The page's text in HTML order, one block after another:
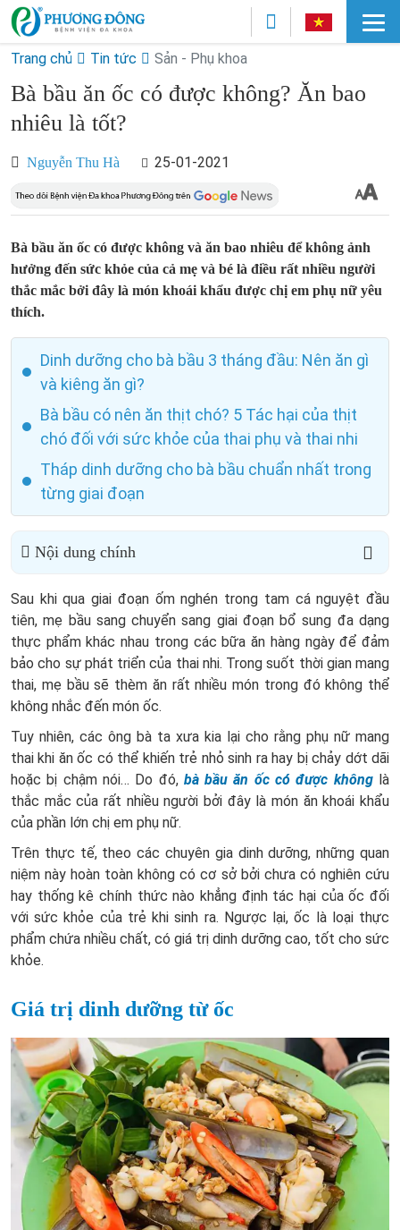
Trang chủ Tin tức Sản - Phụ khoa
Bà bầu ăn ốc có được không? Ăn bao
nhiêu là tốt?
Nguyễn Thu Hà 25-01-2021
Bà bầu ăn ốc có được không và ăn bao nhiêu để không ảnh
hưởng đến sức khỏe của cả mẹ và bé là điều rất nhiều người
thắc mắc bởi đây là món khoái khẩu được chị em phụ nữ yêu
thích.
Dinh dưỡng cho bà bầu 3 tháng đầu: Nên ăn gì
và kiêng ăn gì?
Bà bầu có nên ăn thịt chó? 5 Tác hại của thịt
chó đối với sức khỏe của thai phụ và thai nhi
Tháp dinh dưỡng cho bà bầu chuẩn nhất trong
từng giai đoạn
Nội dung chính
Sau khi qua giai đoạn ốm nghén trong tam cá nguyệt đầu
tiên, mẹ bầu sang chuyển sang giai đoạn bổ sung đa dạng
thực phẩm khác nhau trong các bữa ăn hàng ngày để đảm
bảo cho sự phát triển của thai nhi. Trong suốt thời gian mang
thai, mẹ bầu sẽ thèm ăn rất nhiều món trong đó không thể
không nhắc đến món ốc.
Tuy nhiên, các ông bà ta xưa kia lại cho rằng phụ nữ mang
thai khi ăn ốc có thể khiến trẻ nhỏ sinh ra hay bị chảy dớt dãi
hoặc bị chậm nói… Do đó, bà bầu ăn ốc có được khônglà
thắc mắc của rất nhiều người bởi đây là món ăn khoái khẩu
của phần lớn chị em phụ nữ.
Trên thực tế, theo các chuyên gia dinh dưỡng, những quan
niệm này hoàn toàn không có cơ sở bởi chưa có nghiên cứu
hay thống kê chính thức nào khẳng định tác hại của ốc đối
với sức khỏe của trẻ khi sinh ra. Ngược lại, ốc là loại thực
phẩm chứa nhiều chất, có giá trị dinh dưỡng cao, tốt cho sức
khỏe.
Giá trị dinh dưỡng từ ốc